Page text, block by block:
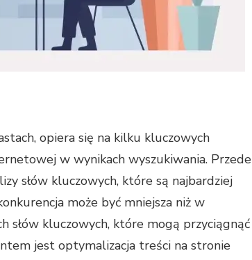
opiera się na kilku kluczowych
w wynikach wyszukiwania. Przede
słów kluczowych, które są najbardziej
może być mniejsza niż w
słów kluczowych, które mogą przyciągnąć
jest optymalizacja treści na stronie